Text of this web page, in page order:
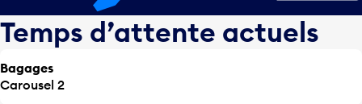
Temps d’attente actuels
Carousel 2